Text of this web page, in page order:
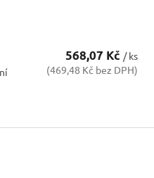
568,07 Kč / ks
(469,48 Kč bez DPH)